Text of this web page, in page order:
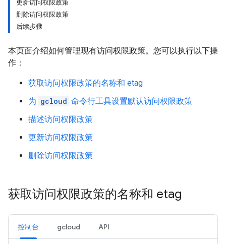
更新访问权限政策
删除访问权限政策
后续步骤
本页面介绍如何管理现有访问权限政策。您可以执行以下操
作：
获取访问权限政策的名称和 etag
为 gcloud 命令行工具设置默认访问权限政策
描述访问权限政策
更新访问权限政策
删除访问权限政策
获取访问权限政策的名称和 etag
控制台 gcloud API